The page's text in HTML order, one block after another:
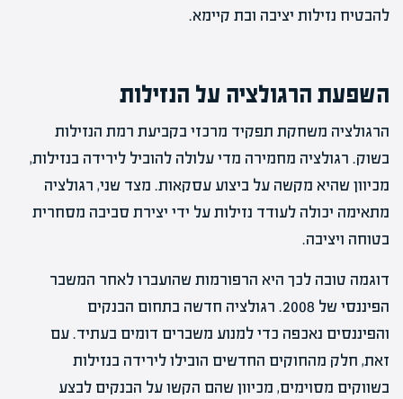
להבטיח נזילות יציבה ובת קיימא.
השפעת הרגולציה על הנזילות
הרגולציה משחקת תפקיד מרכזי בקביעת רמת הנזילות
בשוק. רגולציה מחמירה מדי עלולה להוביל לירידה בנזילות,
מכיוון שהיא מקשה על ביצוע עסקאות. מצד שני, רגולציה
מתאימה יכולה לעודד נזילות על ידי יצירת סביבה מסחרית
בטוחה ויציבה.
דוגמה טובה לכך היא הרפורמות שהועברו לאחר המשבר
הפיננסי של 2008. רגולציה חדשה בתחום הבנקים
והפיננסים נאכפה כדי למנוע משברים דומים בעתיד. עם
זאת, חלק מהחוקים החדשים הובילו לירידה בנזילות
בשווקים מסוימים, מכיוון שהם הקשו על הבנקים לבצע